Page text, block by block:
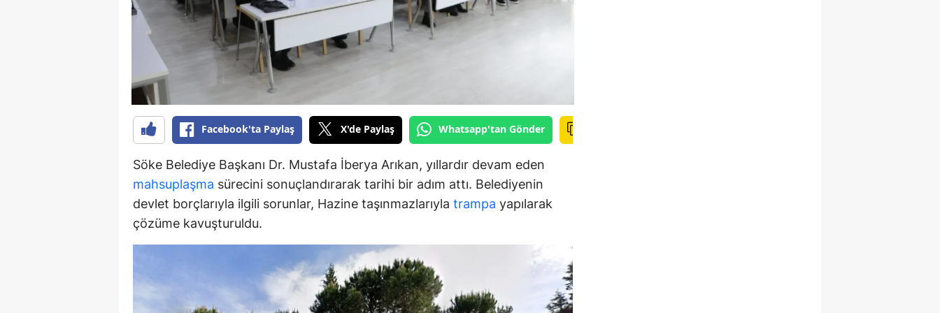
Karabük
Osmaniye
Düzce
Facebook'ta Paylaş X'de Paylaş Whatsapp'tan Gönder
Söke Belediye Başkanı Dr. Mustafa İberya Arıkan, yıllardır devam eden
mahsuplaşma sürecini sonuçlandırarak tarihi bir adım attı. Belediyenin
devlet borçlarıyla ilgili sorunlar, Hazine taşınmazlarıyla trampa yapılarak
çözüme kavuşturuldu.